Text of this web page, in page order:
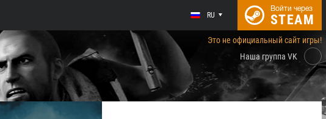
RU
Войти через
STEAM
Это не официальный сайт игры!
Наша группа VK